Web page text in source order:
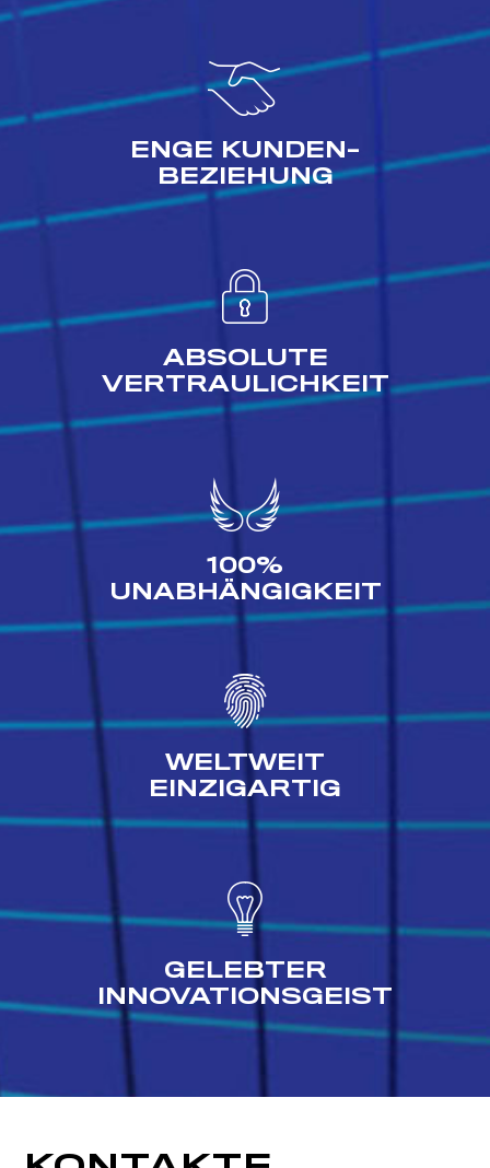
ENGE KUNDEN-
BEZIEHUNG
ABSOLUTE
VERTRAULICHKEIT
100%
UNABHÄNGIGKEIT
WELTWEIT
EINZIGARTIG
GELEBTER
INNOVATIONSGEIST